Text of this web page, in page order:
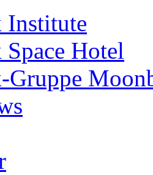
Institute
Space Hotel
Gruppe